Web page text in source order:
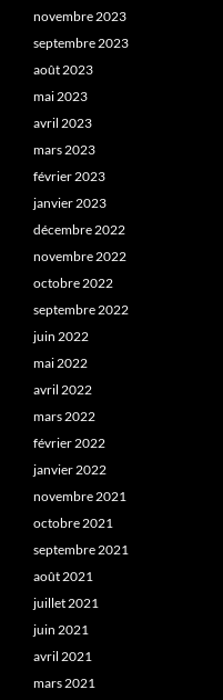
novembre 2023
septembre 2023
août 2023
mai 2023
avril 2023
mars 2023
février 2023
janvier 2023
décembre 2022
novembre 2022
octobre 2022
septembre 2022
juin 2022
mai 2022
avril 2022
mars 2022
février 2022
janvier 2022
novembre 2021
octobre 2021
septembre 2021
août 2021
juillet 2021
juin 2021
avril 2021
mars 2021